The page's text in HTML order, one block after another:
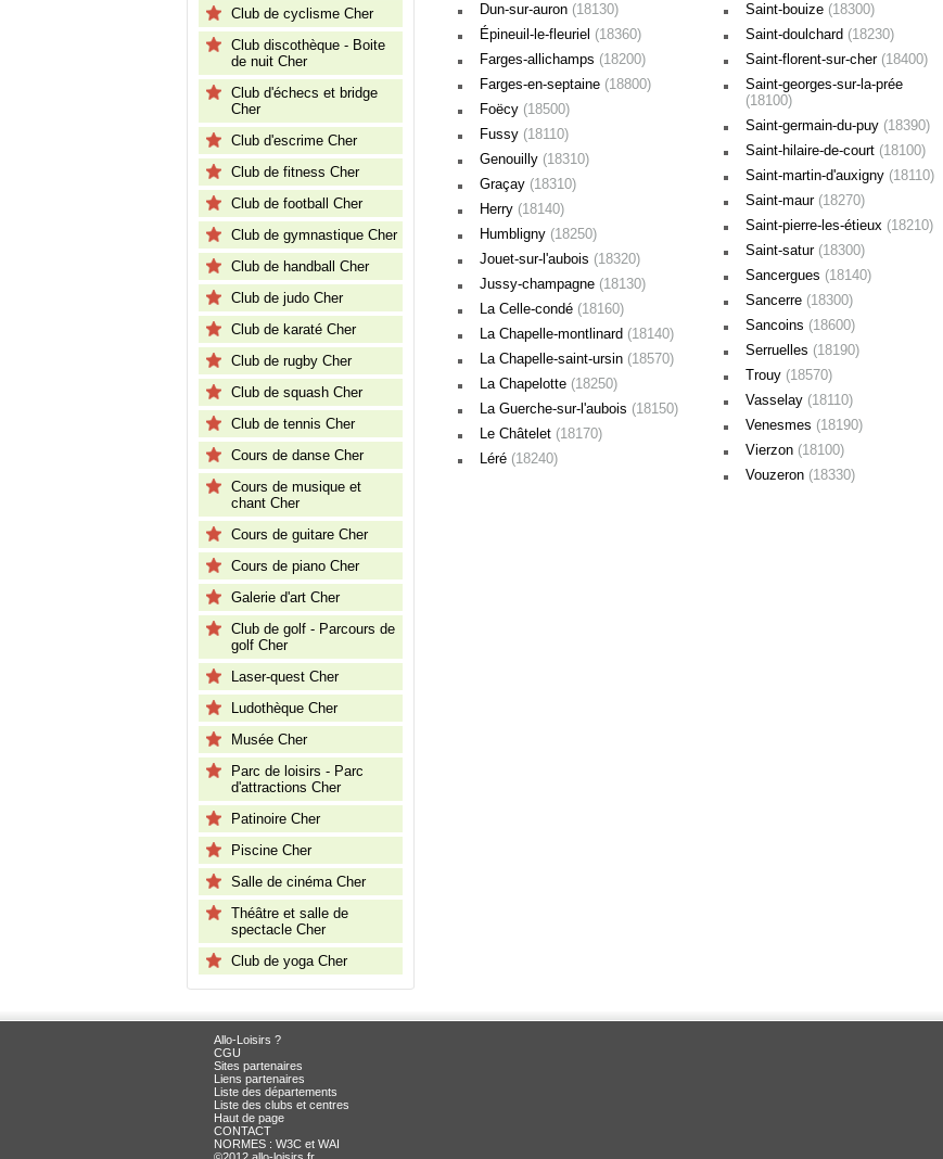
Club de cyclisme Cher
Club discothèque - Boite
de nuit Cher
Club d'échecs et bridge
Cher
Club d'escrime Cher
Club de fitness Cher
Club de football Cher
Club de gymnastique Cher
Club de handball Cher
Club de judo Cher
Club de karaté Cher
Club de rugby Cher
Club de squash Cher
Club de tennis Cher
Cours de danse Cher
Cours de musique et
chant Cher
Cours de guitare Cher
Cours de piano Cher
Galerie d'art Cher
Club de golf - Parcours de
golf Cher
Laser-quest Cher
Ludothèque Cher
Musée Cher
Parc de loisirs - Parc
d'attractions Cher
Patinoire Cher
Piscine Cher
Salle de cinéma Cher
Théâtre et salle de
spectacle Cher
Club de yoga Cher
Dun-sur-auron (18130)
Épineuil-le-fleuriel (18360)
Farges-allichamps (18200)
Farges-en-septaine (18800)
Foëcy (18500)
Fussy (18110)
Genouilly (18310)
Graçay (18310)
Herry (18140)
Humbligny (18250)
Jouet-sur-l'aubois (18320)
Jussy-champagne (18130)
La Celle-condé (18160)
La Chapelle-montlinard (18140)
La Chapelle-saint-ursin (18570)
La Chapelotte (18250)
La Guerche-sur-l'aubois (18150)
Le Châtelet (18170)
Léré (18240)
Saint-bouize (18300)
Saint-doulchard (18230)
Saint-florent-sur-cher (18400)
Saint-georges-sur-la-prée
(18100)
Saint-germain-du-puy (18390)
Saint-hilaire-de-court (18100)
Saint-martin-d'auxigny (18110)
Saint-maur (18270)
Saint-pierre-les-étieux (18210)
Saint-satur (18300)
Sancergues (18140)
Sancerre (18300)
Sancoins (18600)
Serruelles (18190)
Trouy (18570)
Vasselay (18110)
Venesmes (18190)
Vierzon (18100)
Vouzeron (18330)
Allo-Loisirs ?
CGU
Sites partenaires
Liens partenaires
Liste des départements
Liste des clubs et centres
Haut de page
CONTACT
NORMES : W3C et WAI